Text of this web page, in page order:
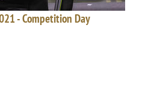
- Competition Day